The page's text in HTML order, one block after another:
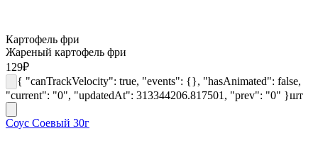
Картофель фри
Жареный картофель фри
129₽
{ "canTrackVelocity": true, "events": {}, "hasAnimated": false,
"current": "0", "updatedAt": 313344206.817501, "prev": "0" }шт
Соус Соевый 30г